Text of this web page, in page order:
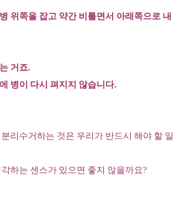
위쪽을 잡고 약간 비틀면서 아래쪽으로 내
거죠.
병이 다시 펴지지 않습니다.
리수거하는 것은 우리가 반드시 해야 할 일
하는 센스가 있으면 좋지 않을까요?